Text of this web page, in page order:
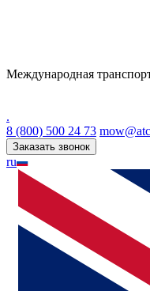
Международная
.
8 (800) 500 24 73
Заказать звонок
ru